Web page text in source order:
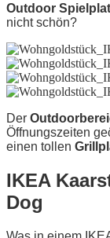
Outdoor
nicht schön?
Der
Öffnungszeiten
einen tollen
IKEA
Dog